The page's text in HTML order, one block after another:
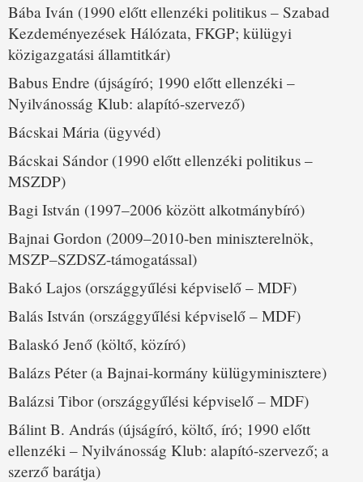
Bába Iván (1990 előtt ellenzéki politikus – Szabad
Kezdeményezések Hálózata, FKGP; külügyi
közigazgatási államtitkár)
Babus Endre (újságíró; 1990 előtt ellenzéki –
Nyilvánosság Klub: alapító-szervező)
Bácskai Mária (ügyvéd)
Bácskai Sándor (1990 előtt ellenzéki politikus –
MSZDP)
Bagi István (1997–2006 között alkotmánybíró)
Bajnai Gordon (2009–2010-ben miniszterelnök,
MSZP–SZDSZ-támogatással)
Bakó Lajos (országgyűlési képviselő – MDF)
Balás István (országgyűlési képviselő – MDF)
Balaskó Jenő (költő, közíró)
Balázs Péter (a Bajnai-kormány külügyminisztere)
Balázsi Tibor (országgyűlési képviselő – MDF)
Bálint B. András (újságíró, költő, író; 1990 előtt
ellenzéki – Nyilvánosság Klub: alapító-szervező; a
szerző barátja)